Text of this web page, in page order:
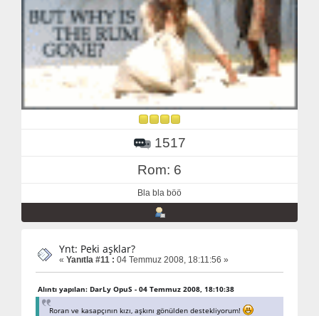
1517
Rom: 6
Bla bla böö
Ynt: Peki aşklar?
« Yanıtla #11 : 04 Temmuz 2008, 18:11:56 »
Alıntı yapılan: DarLy OpuS - 04 Temmuz 2008, 18:10:38
Roran ve kasapçının kızı, aşkını gönülden destekliyorum!